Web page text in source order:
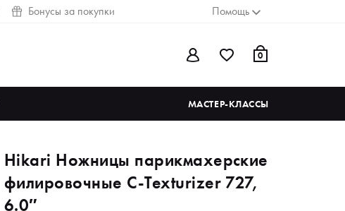
Бонусы за покупки Помощь
0
МАСТЕР-КЛАССЫ
Hikari Ножницы парикмахерские
филировочные C-Texturizer 727,
6.0″